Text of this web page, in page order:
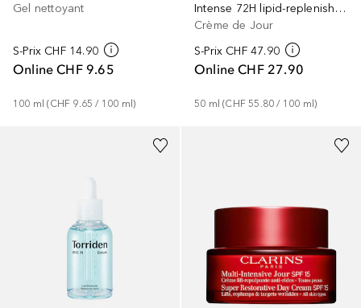
Gel nettoyant
S-Prix CHF 14.90
Online CHF 9.65
100 ml (CHF 9.65 / 100 ml)
Intense 72H lipid-replenishing Hydrator
Crème de Jour
S-Prix CHF 47.90
Online CHF 27.90
50 ml (CHF 55.80 / 100 ml)